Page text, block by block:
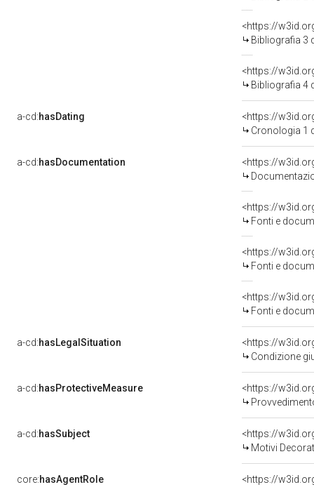
<https://
Bibliografia 3
<https://
Bibliografia 4
a-cd:hasDating
<https://
Cronologia 1
a-cd:hasDocumentation
<https://
Fonti e
<https://
Fonti e
<https://
Fonti e
a-cd:hasLegalSituation
<https://
Condizione
a-cd:hasProtectiveMeasure
<https://
a-cd:hasSubject
<https://
Motivi
core:hasAgentRole
<https://